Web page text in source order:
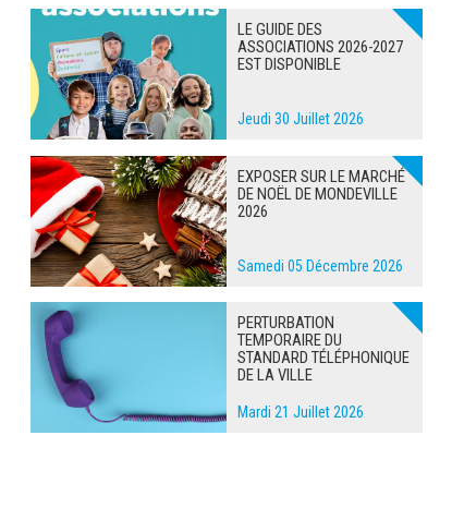
LE GUIDE DES
ASSOCIATIONS 2026-2027
EST DISPONIBLE
Jeudi 30 Juillet 2026
EXPOSER SUR LE MARCHÉ
DE NOËL DE MONDEVILLE
2026
Samedi 05 Décembre 2026
PERTURBATION
TEMPORAIRE DU
STANDARD TÉLÉPHONIQUE
DE LA VILLE
Mardi 21 Juillet 2026